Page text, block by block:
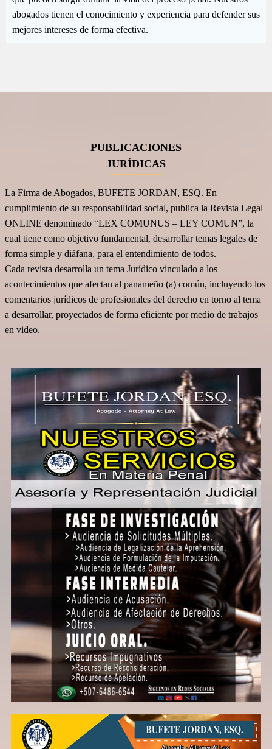
abogados tienen el conocimiento y experiencia para defender sus
mejores intereses de forma efectiva.
PUBLICACIONES
JURÍDICAS
La Firma de Abogados, BUFETE JORDAN, ESQ. En
cumplimiento de su responsabilidad social, publica la Revista Legal
ONLINE denominado “LEX COMUNUS – LEY COMUN”, la
cual tiene como objetivo fundamental, desarrollar temas legales de
forma simple y diáfana, para el entendimiento de todos.
Cada revista desarrolla un tema Jurídico vinculado a los
acontecimientos que afectan al panameño (a) común, incluyendo los
comentarios jurídicos de profesionales del derecho en torno al tema
a desarrollar, proyectados de forma eficiente por medio de trabajos
en video.